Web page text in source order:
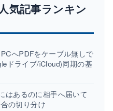
気記事ランキン
PCへPDFをケーブル無しで
ドライブ/iCloud)同期の基
はあるのに相手へ届いて
の切り分け